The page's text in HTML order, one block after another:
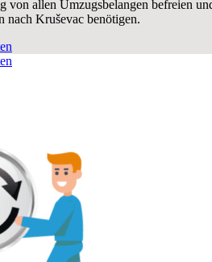
von allen Umzugsbelangen befreien
nach Kruševac benötigen.